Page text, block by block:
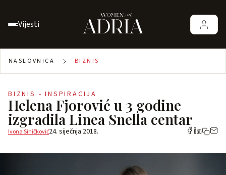
Vijesti
NASLOVNICA BIZNIS
BIZNIS - INSPIRACIJA
Helena Fjorović u 3 godine
izgradila Linea Snella centar
Ivona Siničković24. siječnja 2018.